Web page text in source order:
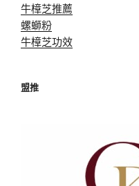
牛樟芝推薦
螺螄粉
牛樟芝功效
盟推